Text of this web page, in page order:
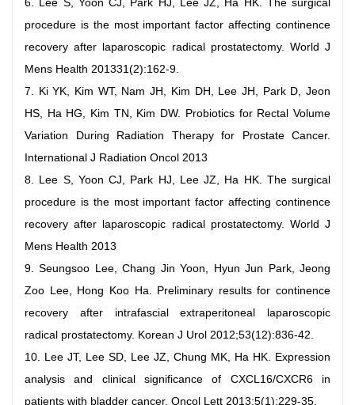
6. Lee S, Yoon CJ, Park HJ, Lee JZ, Ha HK. The surgical
procedure is the most important factor affecting continence
recovery after laparoscopic radical prostatectomy. World J
Mens Health 201331(2):162-9.
7. Ki YK, Kim WT, Nam JH, Kim DH, Lee JH, Park D, Jeon
HS, Ha HG, Kim TN, Kim DW. Probiotics for Rectal Volume
Variation During Radiation Therapy for Prostate Cancer.
International J Radiation Oncol 2013
8. Lee S, Yoon CJ, Park HJ, Lee JZ, Ha HK. The surgical
procedure is the most important factor affecting continence
recovery after laparoscopic radical prostatectomy. World J
Mens Health 2013
9. Seungsoo Lee, Chang Jin Yoon, Hyun Jun Park, Jeong
Zoo Lee, Hong Koo Ha. Preliminary results for continence
recovery after intrafascial extraperitoneal laparoscopic
radical prostatectomy. Korean J Urol 2012;53(12):836-42.
10. Lee JT, Lee SD, Lee JZ, Chung MK, Ha HK. Expression
analysis and clinical significance of CXCL16/CXCR6 in
patients with bladder cancer. Oncol Lett 2013;5(1):229-35.